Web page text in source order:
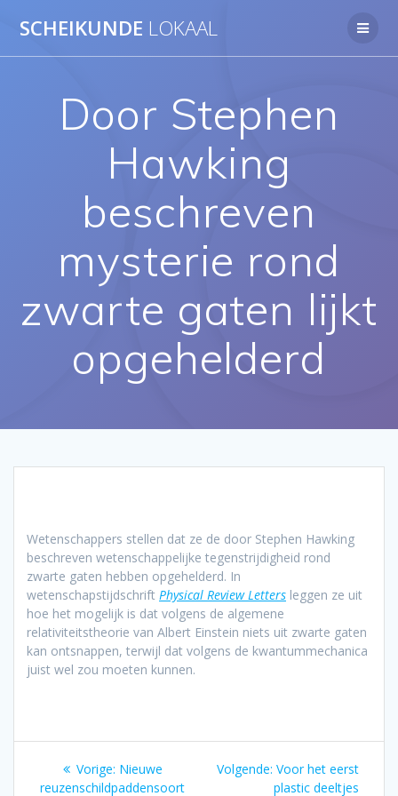
naar
SCHEIKUNDE LOKAAL
Door Stephen
Hawking
beschreven
mysterie rond
zwarte gaten lijkt
opgehelderd
Wetenschappers stellen dat ze de door Stephen Hawking
beschreven wetenschappelijke tegenstrijdigheid rond
zwarte gaten hebben opgehelderd. In
wetenschapstijdschrift Physical Review Letters leggen ze uit
hoe het mogelijk is dat volgens de algemene
relativiteitstheorie van Albert Einstein niets uit zwarte gaten
kan ontsnappen, terwijl dat volgens de kwantummechanica
juist wel zou moeten kunnen.
Bericht
Vorige: Vorig
bericht:
Nieuwe
reuzenschildpaddensoort
Volgende: Volgend
bericht:
Voor het eerst
plastic deeltjes